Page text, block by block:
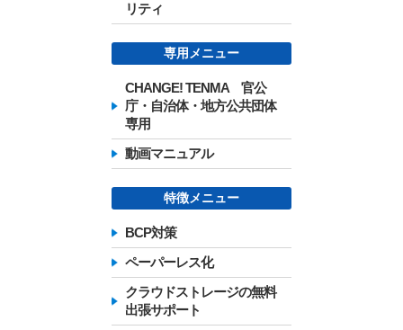
リティ
専用メニュー
CHANGE! TENMA 官公
庁・自治体・地方公共団体
専用
動画マニュアル
特徴メニュー
BCP対策
ペーパーレス化
クラウドストレージの無料
出張サポート